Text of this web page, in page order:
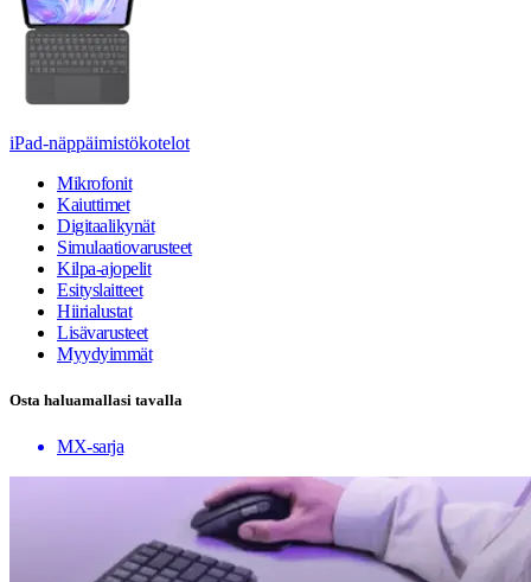
iPad-näppäimistökotelot
Mikrofonit
Kaiuttimet
Digitaalikynät
Simulaatiovarusteet
Kilpa-ajopelit
Esityslaitteet
Hiirialustat
Lisävarusteet
Myydyimmät
Osta haluamallasi tavalla
MX-sarja